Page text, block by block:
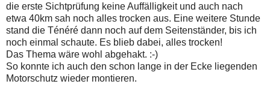
die erste Sichtprüfung keine Auffälligkeit und auch nach
etwa 40km sah noch alles trocken aus. Eine weitere Stunde
stand die Ténéré dann noch auf dem Seitenständer, bis ich
noch einmal schaute. Es blieb dabei, alles trocken!
Das Thema wäre wohl abgehakt. :-)
So konnte ich auch den schon lange in der Ecke liegenden
Motorschutz wieder montieren.